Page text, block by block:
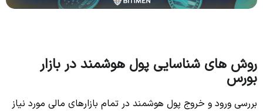
روش های شناسایی پول هوشمند در بازار
بورس
بررسی ورود و خروج پول هوشمند در تمام بازارهای مالی مورد نیاز